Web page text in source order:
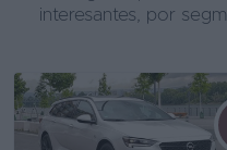
interesantes, por